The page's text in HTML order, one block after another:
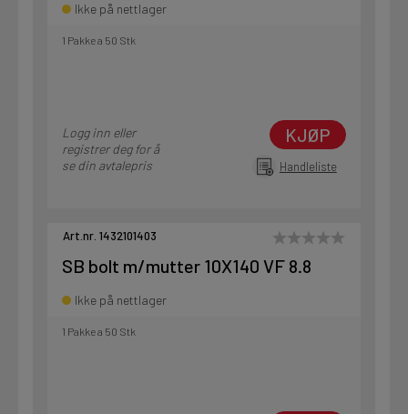
Ikke på nettlager
1 Pakke a 50 Stk
Logg inn eller
registrer deg for å
se din avtalepris
KJØP
Handleliste
Art.nr. 1432101403
SB bolt m/mutter 10X140 VF 8.8
Ikke på nettlager
1 Pakke a 50 Stk